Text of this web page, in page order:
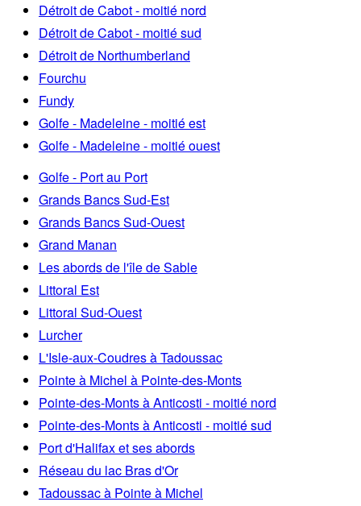
Détroit de Cabot - moitié nord
Détroit de Cabot - moitié sud
Détroit de Northumberland
Fourchu
Fundy
Golfe - Madeleine - moitié est
Golfe - Madeleine - moitié ouest
Golfe - Port au Port
Grands Bancs Sud-Est
Grands Bancs Sud-Ouest
Grand Manan
Les abords de l'île de Sable
Littoral Est
Littoral Sud-Ouest
Lurcher
L'Isle-aux-Coudres à Tadoussac
Pointe à Michel à Pointe-des-Monts
Pointe-des-Monts à Anticosti - moitié nord
Pointe-des-Monts à Anticosti - moitié sud
Port d'Halifax et ses abords
Réseau du lac Bras d'Or
Tadoussac à Pointe à Michel